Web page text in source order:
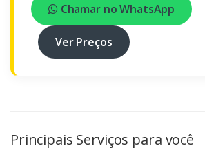
Chamar no WhatsApp
Ver Preços
Principais Serviços para você